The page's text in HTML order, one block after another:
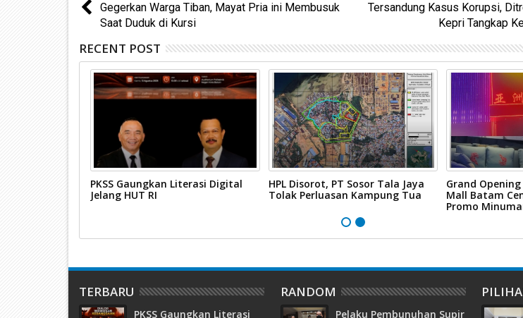
Gegerkan Warga Tiban, Mayat Pria ini Membusuk
Saat Duduk di Kursi
Tersandung Kasus Korupsi,
Kepri Tangkap
RECENT POST
PKSS Gaungkan Literasi Digital
Jelang HUT RI
HPL Disorot, PT Sosor Tala Jaya
Tolak Perluasan Kampung Tua
Grand
Mall Batam
Promo
TERBARU
PKSS Gaungkan Literasi
RANDOM
Pelaku Pembunuhan Supir